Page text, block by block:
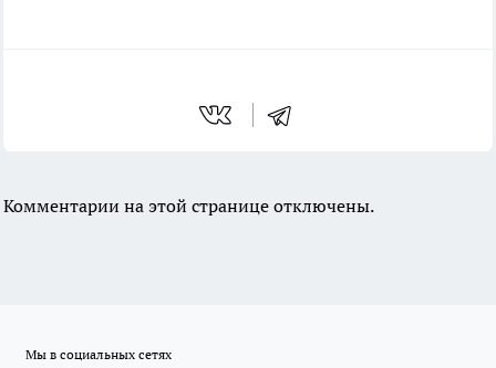
Комментарии на этой странице отключены.
Мы в социальных сетях